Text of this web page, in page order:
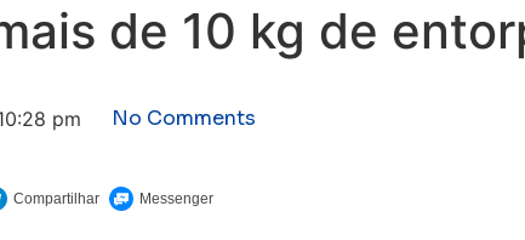
de 10 kg de
pm No Comments